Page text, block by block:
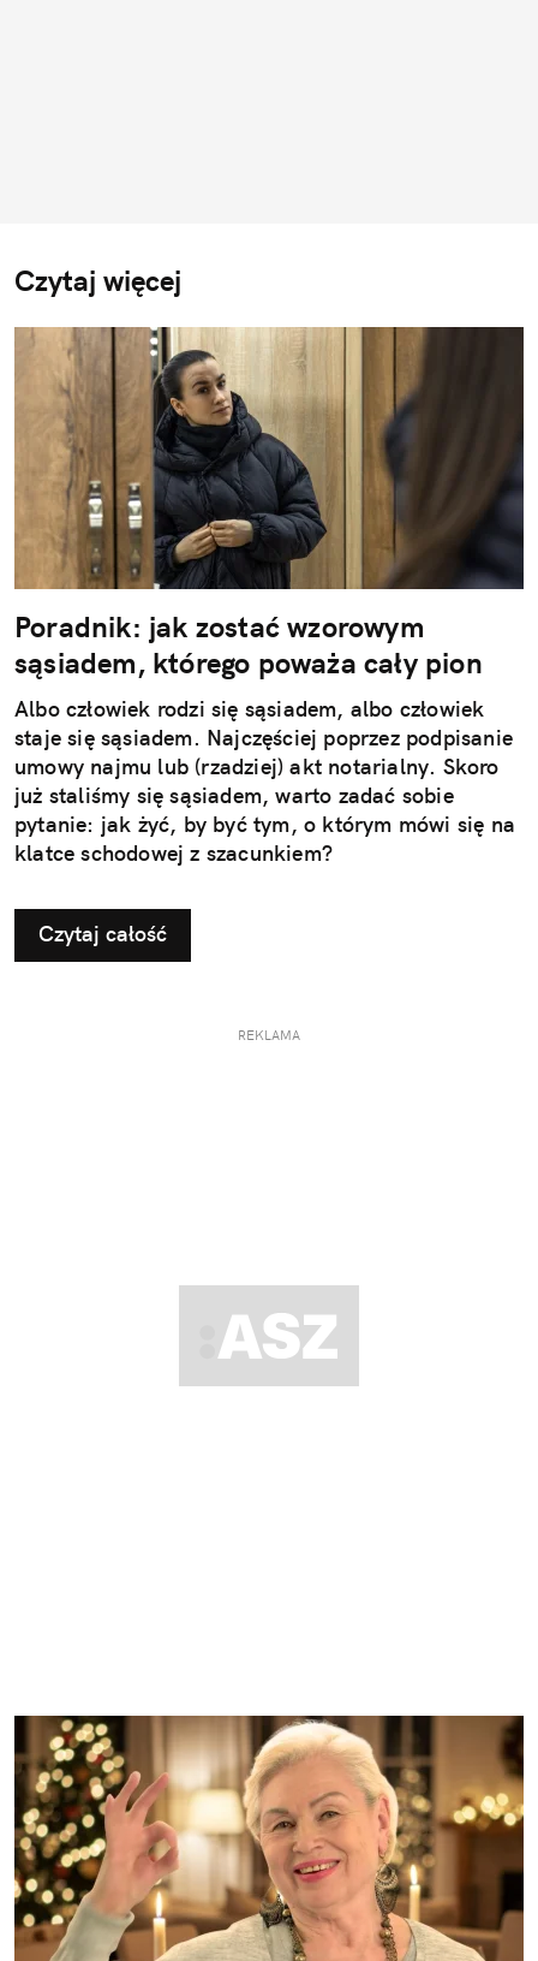
Czytaj więcej
Poradnik: jak zostać wzorowym
sąsiadem, którego poważa cały pion
Albo człowiek rodzi się sąsiadem, albo człowiek
staje się sąsiadem. Najczęściej poprzez podpisanie
umowy najmu lub (rzadziej) akt notarialny. Skoro
już staliśmy się sąsiadem, warto zadać sobie
pytanie: jak żyć, by być tym, o którym mówi się na
klatce schodowej z szacunkiem?
Czytaj całość
REKLAMA